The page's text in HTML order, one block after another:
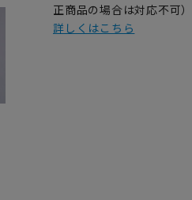
正商品の場合は対応不可）
詳しくはこちら